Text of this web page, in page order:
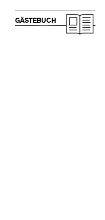
GÄSTEBUCH